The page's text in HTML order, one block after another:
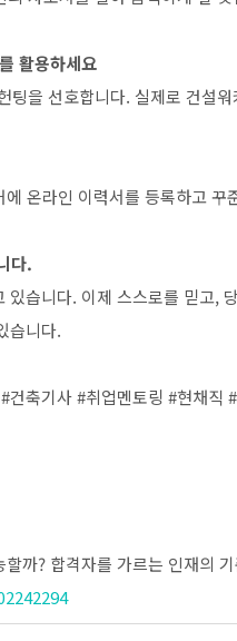
활용하세요
을 선호합니다. 실제로 건설
온라인 이력서를 등록하고 꾸
다.
습니다. 이제 스스로를 믿고,
습니다.
축기사 #취업멘토링 #현채직
까? 합격자를 가르는 인재의